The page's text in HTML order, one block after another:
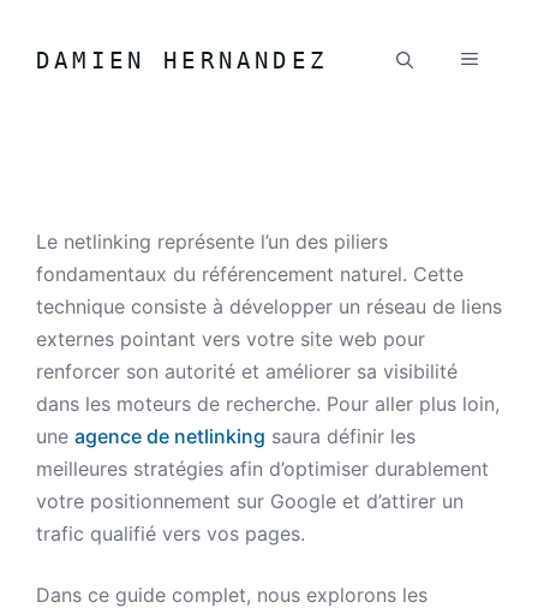
DAMIEN HERNANDEZ
Le netlinking représente l’un des piliers
fondamentaux du référencement naturel. Cette
technique consiste à développer un réseau de liens
externes pointant vers votre site web pour
renforcer son autorité et améliorer sa visibilité
dans les moteurs de recherche. Pour aller plus loin,
une agence de netlinking saura définir les
meilleures stratégies afin d’optimiser durablement
votre positionnement sur Google et d’attirer un
trafic qualifié vers vos pages.
Dans ce guide complet, nous explorons les